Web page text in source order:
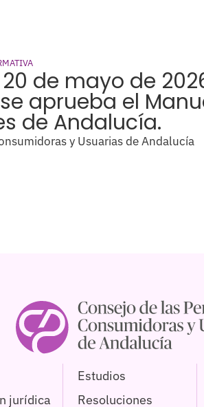
de mayo de
aprueba el
de Andalucía.
y Usuarias de Andalucía
jurídica
Estudios
Resoluciones